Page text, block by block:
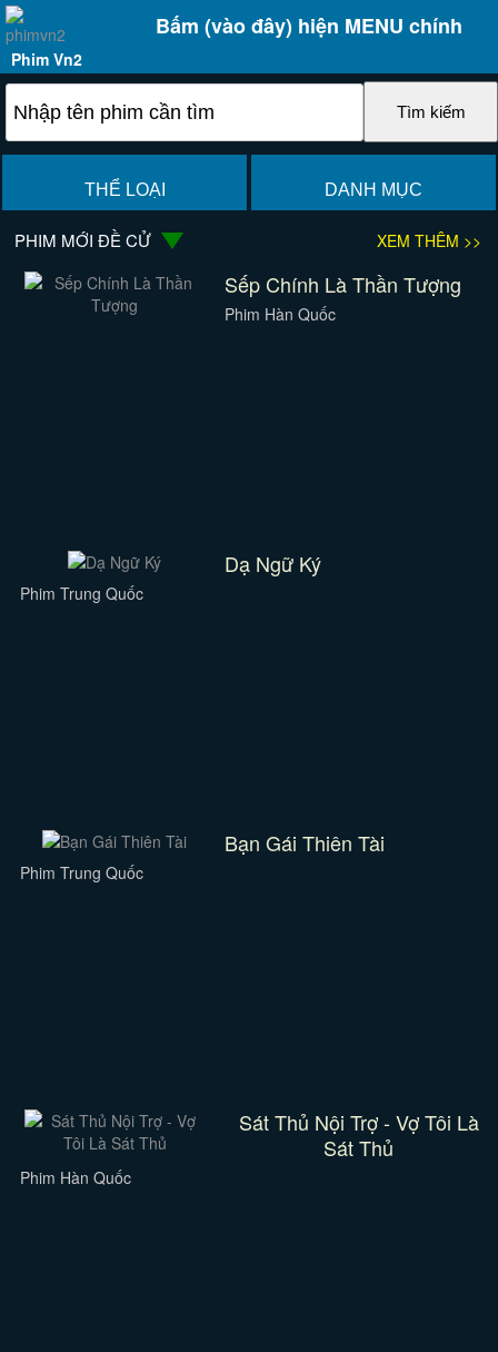
Bấm (vào đây) hiện MENU chính
Phim Vn2
THỂ LOẠI DANH MỤC
PHIM MỚI ĐỀ CỬ XEM THÊM >>
Sếp Chính Là Thần Tượng
Phim Hàn Quốc
Dạ Ngữ Ký
Phim Trung Quốc
Bạn Gái Thiên Tài
Phim Trung Quốc
Sát Thủ Nội Trợ - Vợ Tôi Là
Sát Thủ
Phim Hàn Quốc